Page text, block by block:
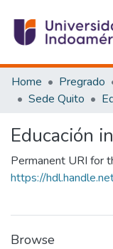
Communities &
All of DSpace
Home Pregrado
Sede Quito
Educación
Permanent URI for
https://
Browse